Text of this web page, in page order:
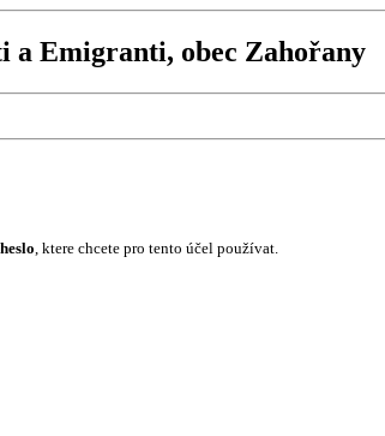
Emigranti, obec Zahořany
heslo , ktere chcete pro tento účel používat.